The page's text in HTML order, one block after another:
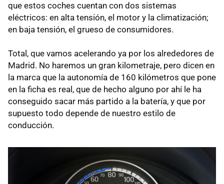
que estos coches cuentan con dos sistemas
eléctricos: en alta tensión, el motor y la climatización;
en baja tensión, el grueso de consumidores.
Total, que vamos acelerando ya por los alrededores de
Madrid. No haremos un gran kilometraje, pero dicen en
la marca que la autonomía de 160 kilómetros que pone
en la ficha es real, que de hecho alguno por ahí le ha
conseguido sacar más partido a la batería, y que por
supuesto todo depende de nuestro estilo de
conducción.